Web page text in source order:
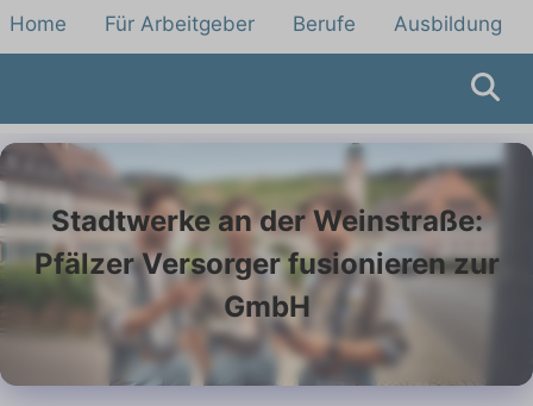
Home Für Arbeitgeber Berufe Ausbildung
Stadtwerke an der Weinstraße:
Pfälzer Versorger fusionieren zur
GmbH